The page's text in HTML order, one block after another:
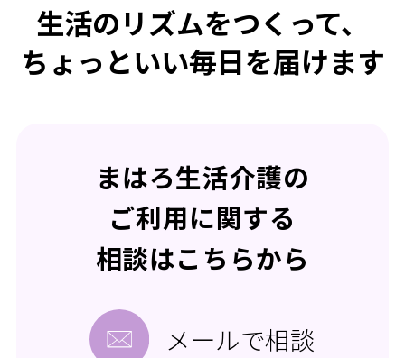
生活のリズムをつくって、
ちょっといい毎日を届けます
まはろ生活介護の
ご利用に関する
相談はこちらから
メールで相談